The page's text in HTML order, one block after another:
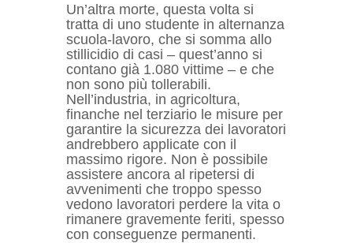
Un’altra morte, questa volta si
tratta di uno studente in alternanza
scuola-lavoro, che si somma allo
stillicidio di casi – quest’anno si
contano già 1.080 vittime – e che
non sono più tollerabili.
Nell’industria, in agricoltura,
finanche nel terziario le misure per
garantire la sicurezza dei lavoratori
andrebbero applicate con il
massimo rigore. Non è possibile
assistere ancora al ripetersi di
avvenimenti che troppo spesso
vedono lavoratori perdere la vita o
rimanere gravemente feriti, spesso
con conseguenze permanenti.